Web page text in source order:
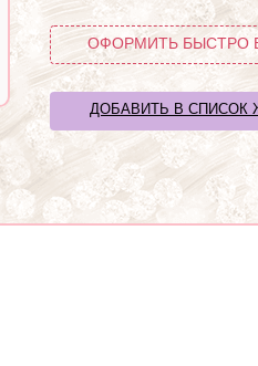
ОФОРМИТЬ БЫСТРО
ДОБАВИТЬ В СПИСОК